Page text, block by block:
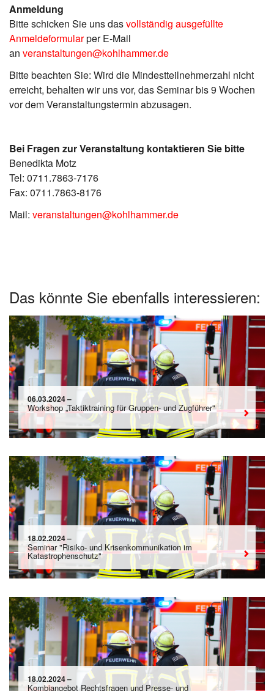
Anmeldung
Bitte schicken Sie uns dasvollständig ausgefüllte
Anmeldeformularper E-Mail
an veranstaltungen@kohlhammer.de
Bitte beachten Sie: Wird die Mindestteilnehmerzahl nicht
erreicht, behalten wir uns vor, das Seminar bis 9 Wochen
vor dem Veranstaltungstermin abzusagen.
Bei Fragen zur Veranstaltung kontaktieren Sie bitte
Benedikta Motz
Tel: 0711.7863-7176
Fax: 0711.7863-8176
Mail: veranstaltungen@kohlhammer.de
Das könnte Sie ebenfalls interessieren:
06.03.2024 –
Workshop „Taktiktraining für Gruppen- und Zugführer"
18.02.2024 –
Seminar "Risiko- und Krisenkommunikation im
Katastrophenschutz"
18.02.2024 –
Kombiangebot Rechtsfragen und Presse- und